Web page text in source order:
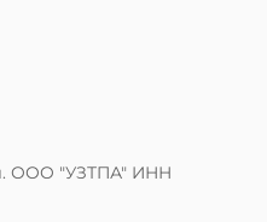
ООО "УЗТПА" ИНН